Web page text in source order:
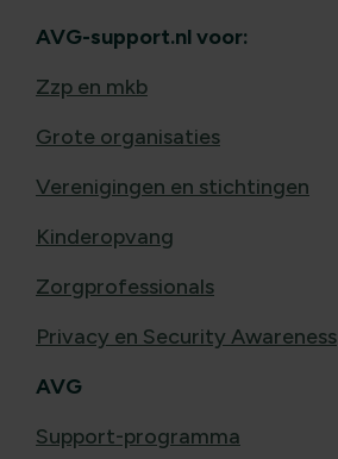
AVG-support.nl voor:
Zzp en mkb
Grote organisaties
Verenigingen en stichtingen
Kinderopvang
Zorgprofessionals
Privacy en Security Awareness
AVG
Support-programma